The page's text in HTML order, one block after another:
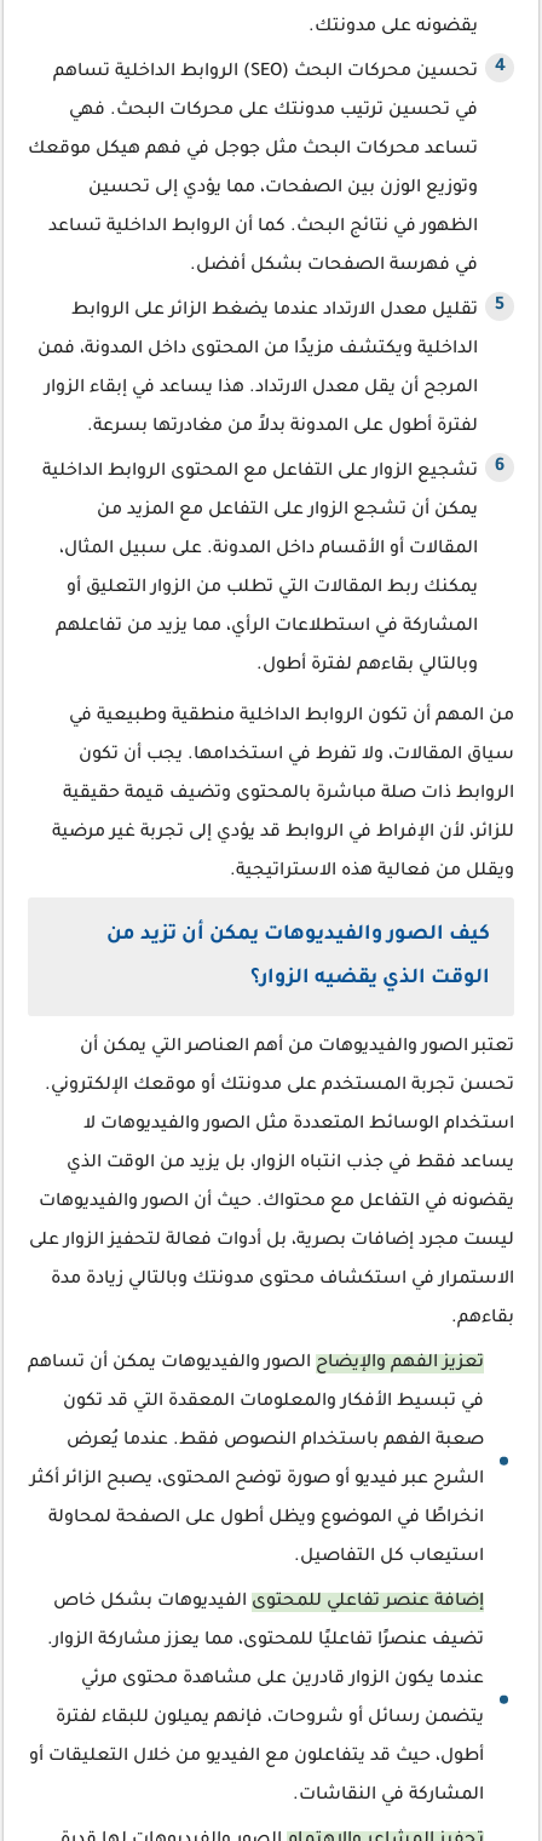
يقضونه على مدونتك.
تحسين محركات البحث (SEO) الروابط الداخلية تساهم
في تحسين ترتيب مدونتك على محركات البحث. فهي
تساعد محركات البحث مثل جوجل في فهم هيكل موقعك
وتوزيع الوزن بين الصفحات، مما يؤدي إلى تحسين
الظهور في نتائج البحث. كما أن الروابط الداخلية تساعد
في فهرسة الصفحات بشكل أفضل.
تقليل معدل الارتداد عندما يضغط الزائر على الروابط
الداخلية ويكتشف مزيدًا من المحتوى داخل المدونة، فمن
المرجح أن يقل معدل الارتداد. هذا يساعد في إبقاء الزوار
لفترة أطول على المدونة بدلاً من مغادرتها بسرعة.
تشجيع الزوار على التفاعل مع المحتوى الروابط الداخلية
يمكن أن تشجع الزوار على التفاعل مع المزيد من
المقالات أو الأقسام داخل المدونة. على سبيل المثال،
يمكنك ربط المقالات التي تطلب من الزوار التعليق أو
المشاركة في استطلاعات الرأي، مما يزيد من تفاعلهم
وبالتالي بقاءهم لفترة أطول.
من المهم أن تكون الروابط الداخلية منطقية وطبيعية في
سياق المقالات، ولا تفرط في استخدامها. يجب أن تكون
الروابط ذات صلة مباشرة بالمحتوى وتضيف قيمة حقيقية
للزائر، لأن الإفراط في الروابط قد يؤدي إلى تجربة غير مرضية
ويقلل من فعالية هذه الاستراتيجية.
كيف الصور والفيديوهات يمكن أن تزيد من
الوقت الذي يقضيه الزوار؟
تعتبر الصور والفيديوهات من أهم العناصر التي يمكن أن
تحسن تجربة المستخدم على مدونتك أو موقعك الإلكتروني.
استخدام الوسائط المتعددة مثل الصور والفيديوهات لا
يساعد فقط في جذب انتباه الزوار، بل يزيد من الوقت الذي
يقضونه في التفاعل مع محتواك. حيث أن الصور والفيديوهات
ليست مجرد إضافات بصرية، بل أدوات فعالة لتحفيز الزوار على
الاستمرار في استكشاف محتوى مدونتك وبالتالي زيادة مدة
بقاءهم.
تعزيز الفهم والإيضاح الصور والفيديوهات يمكن أن تساهم
في تبسيط الأفكار والمعلومات المعقدة التي قد تكون
صعبة الفهم باستخدام النصوص فقط. عندما يُعرض
الشرح عبر فيديو أو صورة توضح المحتوى، يصبح الزائر أكثر
انخراطًا في الموضوع ويظل أطول على الصفحة لمحاولة
استيعاب كل التفاصيل.
إضافة عنصر تفاعلي للمحتوى الفيديوهات بشكل خاص
تضيف عنصرًا تفاعليًا للمحتوى، مما يعزز مشاركة الزوار.
عندما يكون الزوار قادرين على مشاهدة محتوى مرئي
يتضمن رسائل أو شروحات، فإنهم يميلون للبقاء لفترة
أطول، حيث قد يتفاعلون مع الفيديو من خلال التعليقات أو
المشاركة في النقاشات.